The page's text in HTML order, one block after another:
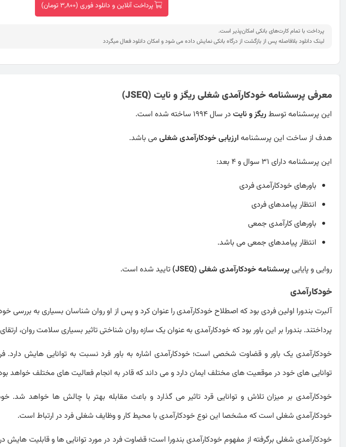
پرداخت آنلاین و دانلود فوری (3,800 تومان)
پرداخت با تمام کارت‌های بانکی امکان‌پذیر است.
لینک دانلود بلافاصله پس از بازگشت از درگاه بانکی نمایش داده می شود و امکان دانلود فعال میگردد
معرفی پرسشنامه خودکارآمدی شغلی ریگز و نایت (JSEQ)
این پرسشنامه توسطریگز و نایتدر سال ۱۹۹۴ ساخته شده است.
هدف از ساخت این پرسشنامهارزیابی خودکارآمدی شغلیمی باشد.
این پرسشنامه دارای 31 سوال و 4 بعد:
باورهای خودکارآمدی فردی
انتظار پیامدهای فردی
باورهای کارآمدی جمعی
انتظار پیامدهای جمعی می باشد.
روایی و پایاییپرسشنامه خودکارآمدی شغلی (JSEQ) تایید شده است.
خودکارآمدی
آلبرت بندورا اولین فردی بود که اصطلاح خودکارآمدی را عنوان کرد و پس از او روان شناسان بسیاری به بررسی
پرداختند. بندورا بر این باور بود که خودکارآمدی به عنوان یک سازه روان شناختی تاثیر بسیاری سلامت روان،
خودکارآمدی یک باور و قضاوت شخصی است؛ خودکارآمدی اشاره به باور فرد نسبت به توانایی هایش دارد.
توانایی های خود در موقعیت های مختلف ایمان دارد و می داند که قادر به انجام فعالیت های مختلف خواهد
خودکارآمدی بر میزان تلاش و توانایی قرد تاثیر می گذارد و باعث مقابله بهتر با چالش ها خواهد شد.
خودکارآمدی شغلی است که مشخصا این نوع خودکارآمدی با محیط کار و وظایف شغلی فرد در ارتباط است.
خودکارآمدی شغلی برگرفته از مفهوم خودکارآمدی بندورا است؛ قضاوت فرد در مورد توانایی ها و قابلیت